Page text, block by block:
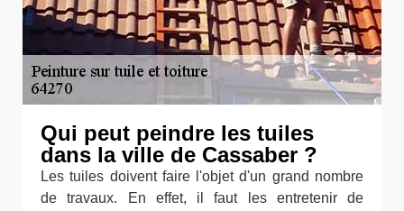
Qui peut peindre les tuiles
dans la ville de Cassaber ?
Les tuiles doivent faire l'objet d'un grand nombre
de travaux. En effet, il faut les entretenir de